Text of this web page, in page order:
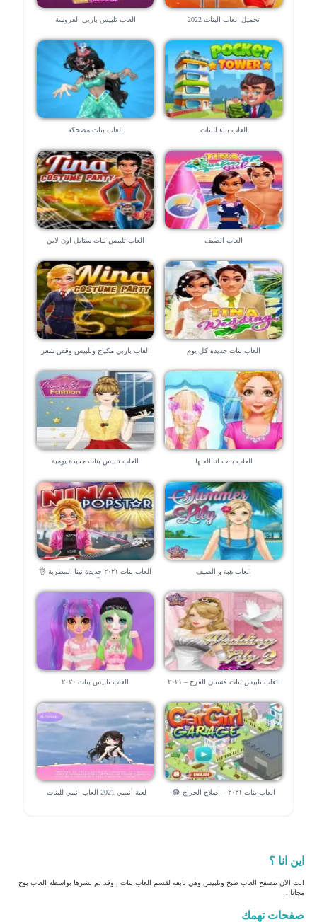
تحميل العاب البنات 2022 العاب تلبيس باربي العروسة
العاب بناء للبنات العاب بنات مضحكة
العاب الصيف العاب تلبيس بنات ستايل اون لاين
العاب بنات جديدة كل يوم العاب باربي مكياج وتلبيس وقص شعر
العاب بنات انا العبها العاب تلبيس بنات جديدة يومية
العاب هبة و الصيف
العاب بنات ٢٠٢١ جديدة نينا المطربة 👌
العاب تلبيس بنات فستان الفرح – ٢٠٢١
العاب تلبيس بنات ٢٠٢٠
العاب بنات ٢٠٢١ – اصلاح الجراج 😂 لعبة أنيمي 2021 العاب انمي للبنات
اين انا ؟
انت الآن تتصفح العاب طبخ وتلبيس وهي تابعه لقسم العاب بنات , وقد تم نشرها بواسطه العاب بوح
مجانا .
صفحات تهمك